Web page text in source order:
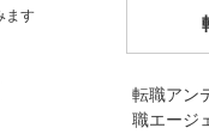
ます
転職アン
職エージ